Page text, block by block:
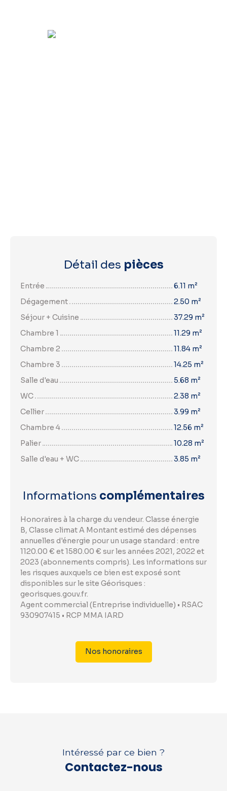
Détail des pièces
Entrée
6.11 m²
Dégagement
2.50 m²
Séjour + Cuisine
37.29 m²
Chambre 1
11.29 m²
Chambre 2
11.84 m²
Chambre 3
14.25 m²
Salle d'eau
5.68 m²
WC
2.38 m²
Cellier
3.99 m²
Chambre 4
12.56 m²
Palier
10.28 m²
Salle d'eau + WC
3.85 m²
Informations complémentaires
Honoraires à la charge du vendeur. Classe énergie
B, Classe climat A Montant estimé des dépenses
annuelles d'énergie pour un usage standard : entre
1120.00 € et 1580.00 € sur les années 2021, 2022 et
2023 (abonnements compris). Les informations sur
les risques auxquels ce bien est exposé sont
disponibles sur le site Géorisques :
georisques.gouv.fr.
Agent commercial (Entreprise individuelle) • RSAC
930907415 • RCP MMA IARD
Nos honoraires
Intéressé par ce bien ?
Contactez-nous